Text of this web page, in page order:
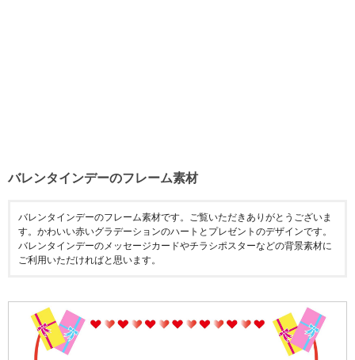
バレンタインデーのフレーム素材
バレンタインデーのフレーム素材です。ご覧いただきありがとうございま
す。かわいい赤いグラデーションのハートとプレゼントのデザインです。
バレンタインデーのメッセージカードやチラシポスターなどの背景素材に
ご利用いただければと思います。